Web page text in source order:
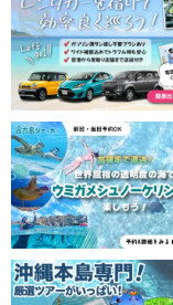
在參觀期間，導遊會
示資料。